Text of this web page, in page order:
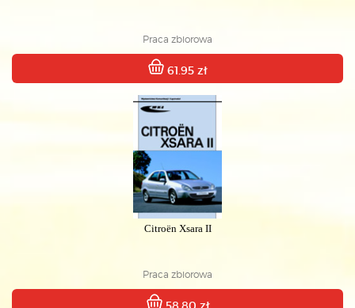
Praca zbiorowa
61.95 zł
Citroën Xsara II
Praca zbiorowa